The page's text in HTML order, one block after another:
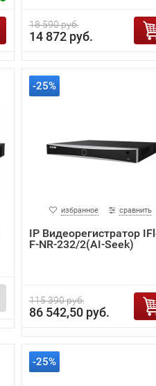
18 590 руб.
14 872 руб.
-25%
избранное сравнить
IP Видеорегистратор
F-NR-232/2(AI-Seek)
115 390 руб.
86 542,50 руб.
-25%